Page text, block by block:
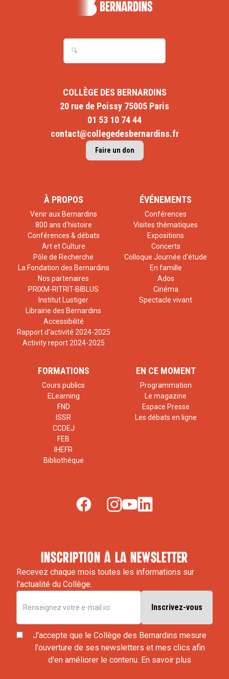
COLLÈGE DES BERNARDINS
20 rue de Poissy 75005 Paris
01 53 10 74 44
contact@collegedesbernardins.fr
Faire un don
À PROPOS
Venir aux Bernardins
800 ans d'histoire
Conférences & débats
Art et Culture
Pôle de Recherche
La Fondation des Bernardins
Nos partenaires
PRIXM-RITRIT-BIBLUS
Institut Lustiger
Librairie des Bernardins
Accessibilité
Rapport d'activité 2024-2025
Activity report 2024-2025
ÉVÉNEMENTS
Conférences
Visites thématiques
Expositions
Concerts
Colloque Journée d'étude
En famille
Ados
Cinéma
Spectacle vivant
FORMATIONS
Cours publics
ELearning
FND
ISSR
CCDEJ
FEB
IHEFR
Bibliothèque
EN CE MOMENT
Programmation
Le magazine
Espace Presse
Les débats en ligne
inscription à la newsletter
Recevez chaque mois toutes les informations sur
l'actualité du Collège.
J'accepte que le Collège des Bernardins mesure
l'ouverture de ses newsletters et mes clics afin
d'en améliorer le contenu. En savoir plus